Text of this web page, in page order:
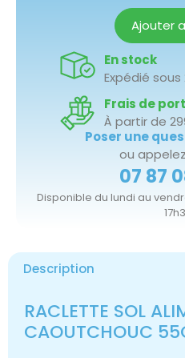
Ajouter
En stock
Expédié sous
Frais de
À partir de
Poser une
ou
07 87
Disponible du lundi au
Description
RACLETTE SOL
CAOUTCHOUC